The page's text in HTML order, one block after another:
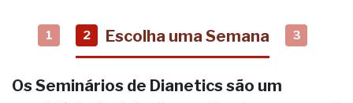
1 2 Escolha uma Semana 3
Os Seminários de Dianetics são um